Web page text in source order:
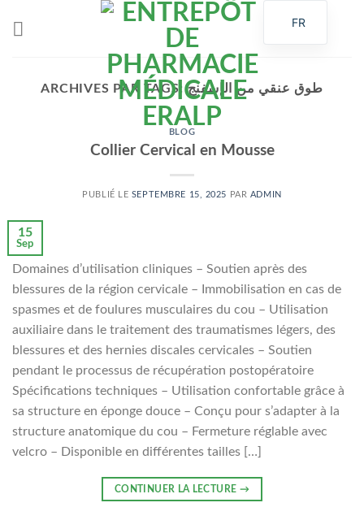
ARCHIVES PAR TAGS:طوق عنقي من الإسفنج
BLOG
Collier Cervical en Mousse
PUBLIÉ LE SEPTEMBRE 15, 2025 PAR ADMIN
15
Sep
Domaines d’utilisation cliniques – Soutien après des
blessures de la région cervicale – Immobilisation en cas de
spasmes et de foulures musculaires du cou – Utilisation
auxiliaire dans le traitement des traumatismes légers, des
blessures et des hernies discales cervicales – Soutien
pendant le processus de récupération postopératoire
Spécifications techniques – Utilisation confortable grâce à
sa structure en éponge douce – Conçu pour s’adapter à la
structure anatomique du cou – Fermeture réglable avec
velcro – Disponible en différentes tailles […]
CONTINUER LA LECTURE →
FR